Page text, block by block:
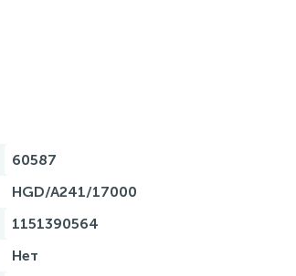
60587
HGD/A241/17000
1151390564
Нет